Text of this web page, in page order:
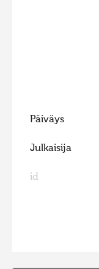
Päiväys
Julkaisija
id